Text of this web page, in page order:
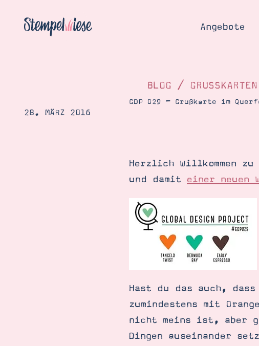
Angebote
Blog
Gutscheine
Produkte
Über
BLOG / GRUSSKARTEN
GDP 029 – Grußkarte im
28. MÄRZ 2016
Herzlich Willkommen
und damit einer neuen
Hast du das auch,
zumindestens mit
nicht meins ist, aber
Dingen auseinander